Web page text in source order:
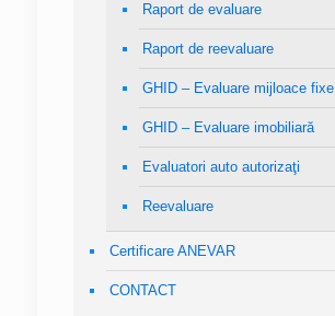
Raport de evaluare
Raport de reevaluare
GHID – Evaluare mijloace fixe
GHID – Evaluare imobiliară
Evaluatori auto autorizaţi
Reevaluare
Certificare ANEVAR
CONTACT